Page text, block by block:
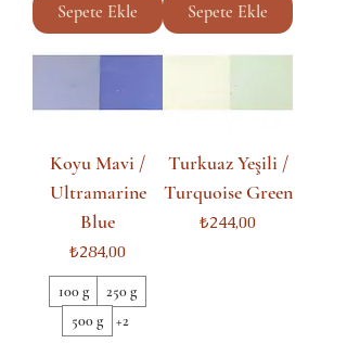
Sepete Ekle Sepete Ekle
Koyu Mavi /
Ultramarine
Blue
Fiyat
₺284,00
100 g
250 g
500 g
+2
Turkuaz Yeşili /
Turquoise Green
Fiyat
₺244,00